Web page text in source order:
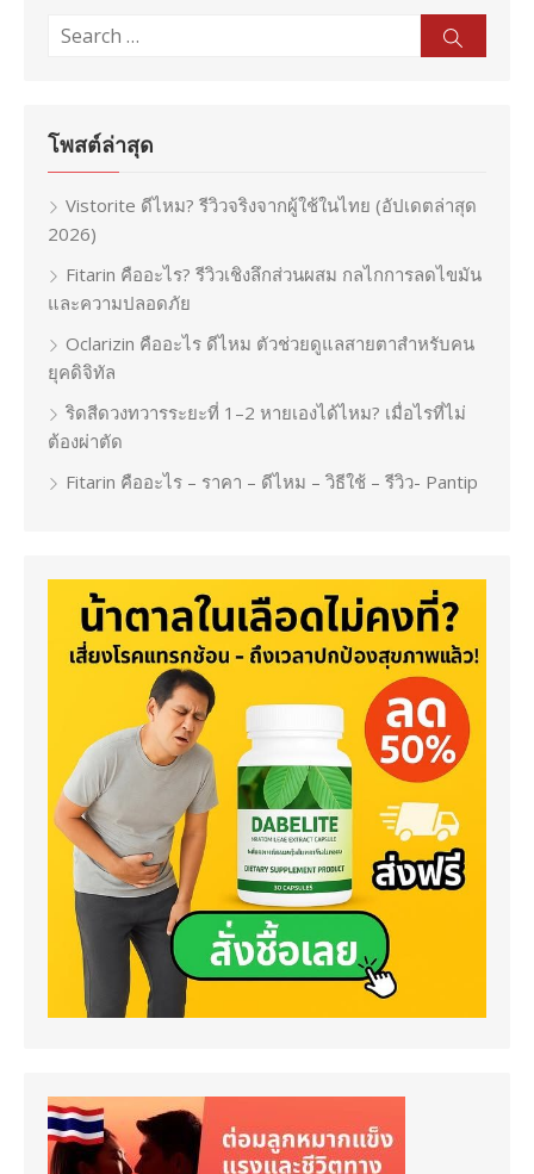
Search
โพสต์ล่าสุด
Vistorite ดีไหม? รีวิวจริงจากผู้ใช้ในไทย (อัปเดตล่าสุด
2026)
Fitarin คืออะไร? รีวิวเชิงลึกส่วนผสม กลไกการลดไขมัน
และความปลอดภัย
Oclarizin คืออะไร ดีไหม ตัวช่วยดูแลสายตาสำหรับคน
ยุคดิจิทัล
ริดสีดวงทวารระยะที่ 1–2 หายเองได้ไหม? เมื่อไรที่ไม่
ต้องผ่าตัด
Fitarin คืออะไร – ราคา – ดีไหม – วิธีใช้ – รีวิว- Pantip